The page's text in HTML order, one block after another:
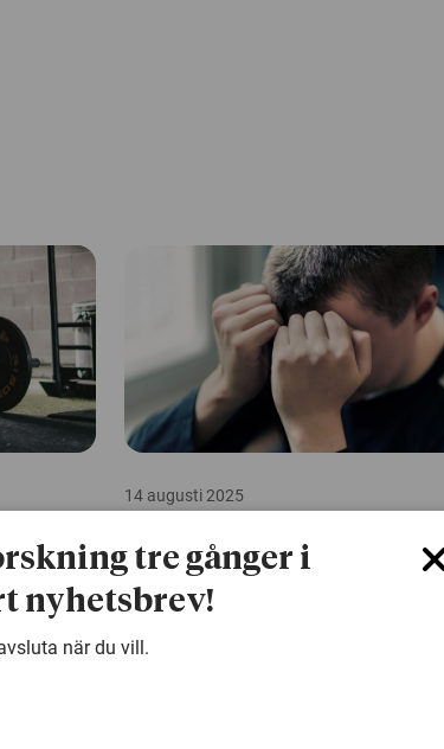
på
för
14 augusti 2025
minskad risk för allvarliga
händelser
Medicinering vid adhd kan skydda mot
tre gånger i
nyhetsbrev!
när du vill.